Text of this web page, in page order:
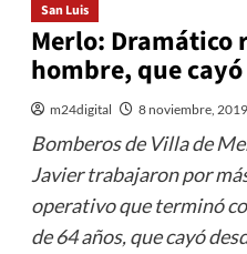
San Luis
Merlo: Dramático
hombre, que cayó
m24digital 8 noviembre, 2019
Bomberos de Villa de
Javier trabajaron por
operativo que terminó
de 64 años, que cayó